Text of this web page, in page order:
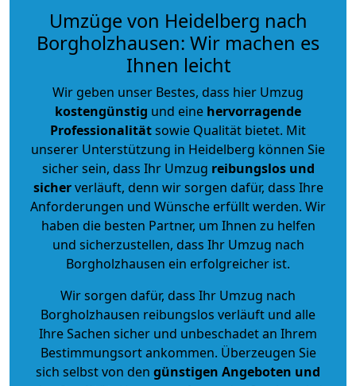
Umzüge von Heidelberg nach
Borgholzhausen: Wir machen es
Ihnen leicht
Wir geben unser Bestes, dass hier Umzug
kostengünstig und eine hervorragende
Professionalitätsowie Qualität bietet. Mit
unserer Unterstützung in Heidelberg können Sie
sicher sein, dass Ihr Umzug reibungslos und
sicherverläuft, denn wir sorgen dafür, dass Ihre
Anforderungen und Wünsche erfüllt werden. Wir
haben die besten Partner, um Ihnen zu helfen
und sicherzustellen, dass Ihr Umzug nach
Borgholzhausen ein erfolgreicher ist.
Wir sorgen dafür, dass Ihr Umzug nach
Borgholzhausen reibungslos verläuft und alle
Ihre Sachen sicher und unbeschadet an Ihrem
Bestimmungsort ankommen. Überzeugen Sie
sich selbst von den günstigen Angeboten und